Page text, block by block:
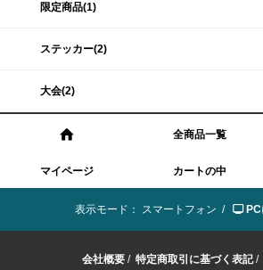
限定商品(1)
ステッカー(2)
大会(2)
全商品一覧
マイページ カートの中
表示モード： スマートフォン / PC
会社概要 / 特定商取引に基づく表記/